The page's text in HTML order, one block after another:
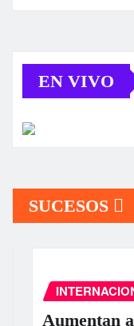
EN VIVO
SUCESOS
INTERNACIONAL
Aumentan a